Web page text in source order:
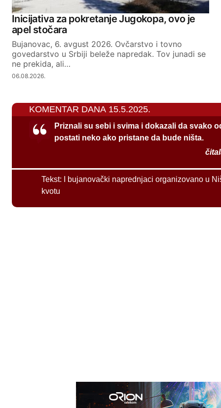
Inicijativa za pokretanje Jugokopa, ovo je
apel stočara
Bujanovac, 6. avgust 2026. Ovčarstvo i tovno
govedarstvo u Srbiji beleže napredak. Tov junadi se
ne prekida, ali…
06.08.2026.
KOMENTAR DANA 15.5.2025.
Priznali su sebi i svima i dokazali da svako
postati neko ako pristane da bude ništa.
Tekst:
I bujanovački naprednjaci organizovano u
kvotu